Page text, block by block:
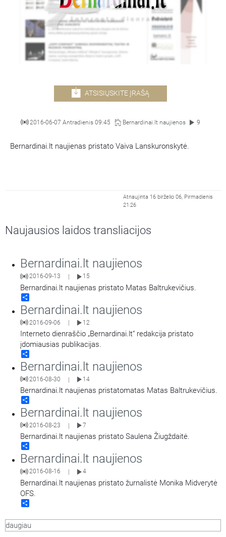
ATSISIŲSKITE ĮRAŠĄ
2016-06-07 Antradienis 09:45 Bernardinai.lt naujienos 9
Bernardinai.lt naujienas pristato Vaiva Lanskuronskytė.
Atnaujinta 16 birželio 06, Pirmadienis
21:26
Naujausios laidos transliacijos
Bernardinai.lt naujienos
2016-09-13 15
Bernardinai.lt naujienas pristato Matas Baltrukevičius.
Bernardinai.lt naujienos
2016-09-06 12
Interneto dienraščio „Bernardinai.lt“ redakcija pristato
įdomiausias publikacijas.
Bernardinai.lt naujienos
2016-08-30 | 14
Bernardinai.lt naujienas pristatomatas Matas Baltrukevičius.
Bernardinai.lt naujienos
2016-08-23 | 7
Bernardinai.lt naujienas pristato Saulena Žiugždaitė.
Bernardinai.lt naujienos
2016-08-16 4
Bernardinai.lt naujienas pristato žurnalistė Monika Midverytė
OFS.
daugiau